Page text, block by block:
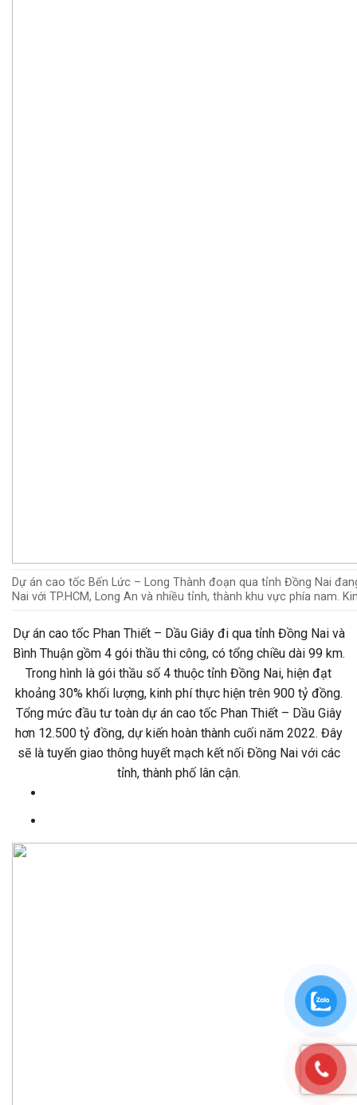
Dự án cao tốc Bến Lức – Long Thành đoạn qua tỉnh Đồng Nai
Nai với TP.HCM, Long An và nhiều tỉnh, thành khu vực phía nam.
Dự án cao tốc Phan Thiết – Dầu Giây đi qua tỉnh Đồng Nai và
Bình Thuận gồm 4 gói thầu thi công, có tổng chiều dài 99 km.
Trong hình là gói thầu số 4 thuộc tỉnh Đồng Nai, hiện đạt
khoảng 30% khối lượng, kinh phí thực hiện trên 900 tỷ đồng.
Tổng mức đầu tư toàn dự án cao tốc Phan Thiết – Dầu Giây
hơn 12.500 tỷ đồng, dự kiến hoàn thành cuối năm 2022. Đây
sẽ là tuyến giao thông huyết mạch kết nối Đồng Nai với các
tỉnh, thành phố lân cận.